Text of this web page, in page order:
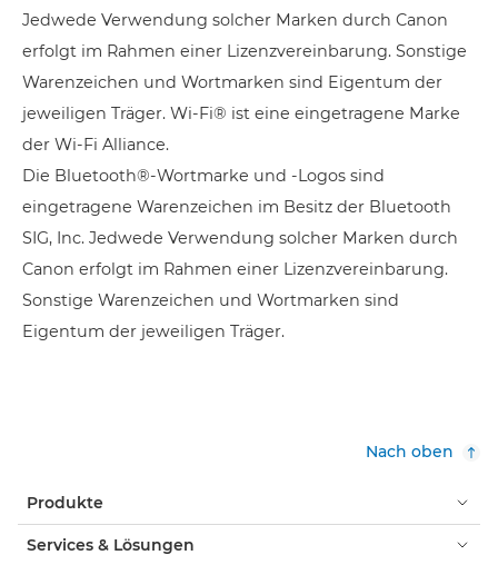
Jedwede Verwendung solcher Marken durch Canon
erfolgt im Rahmen einer Lizenzvereinbarung. Sonstige
Warenzeichen und Wortmarken sind Eigentum der
jeweiligen Träger. Wi-Fi® ist eine eingetragene Marke
der Wi-Fi Alliance.
Die Bluetooth®-Wortmarke und -Logos sind
eingetragene Warenzeichen im Besitz der Bluetooth
SIG, Inc. Jedwede Verwendung solcher Marken durch
Canon erfolgt im Rahmen einer Lizenzvereinbarung.
Sonstige Warenzeichen und Wortmarken sind
Eigentum der jeweiligen Träger.
Nach oben
Produkte
Services & Lösungen